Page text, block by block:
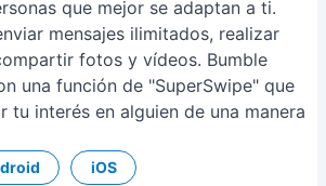
que mejor se adaptan a ti.
mensajes ilimitados, realizar
fotos y vídeos. Bumble
una función de "SuperSwipe" que
tu interés en alguien de una manera
iOS